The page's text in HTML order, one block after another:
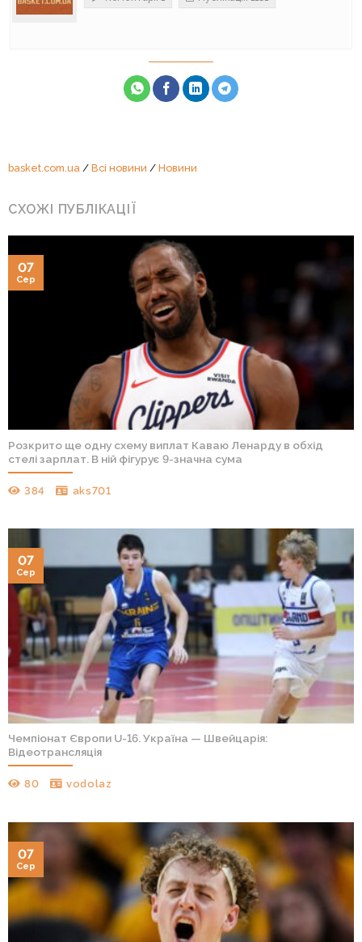
basket.com.ua / Всі новини / Новини
СХОЖІ ПУБЛІКАЦІЇ
Розкрито ще одну схему виплат Каваю Ленарду в обхід
стелі зарплат. В ній фігурує 9-значна сума
384 aks701
07
Сер
Чемпіонат Європи U-16. Україна — Швейцарія:
Відеотрансляція
80 vodolaz
07
Сер
07
Сер